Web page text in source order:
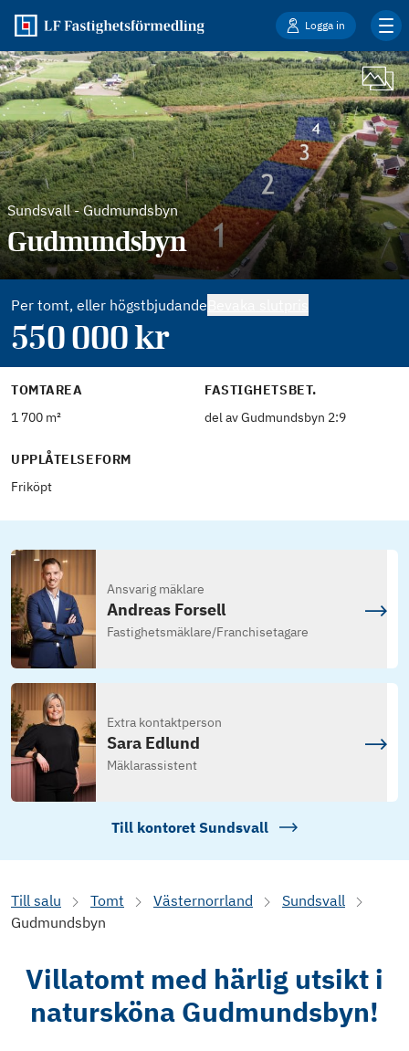
Logga in
Sundsvall-Gudmundsbyn
Gudmundsbyn
Per tomt, eller högstbjudande
550 000kr
TOMTAREA
1 700 m²
FASTIGHETSBET.
del av Gudmundsbyn 2:9
UPPLÅTELSEFORM
Friköpt
Ansvarig mäklare
Andreas Forsell
Fastighetsmäklare/Franchisetagare
Extra kontaktperson
Sara Edlund
Mäklarassistent
Till kontoret Sundsvall
Till salu Tomt Västernorrland
Sundsvall
Gudmundsbyn
Villatomt med härlig utsikt i
natursköna Gudmundsbyn!